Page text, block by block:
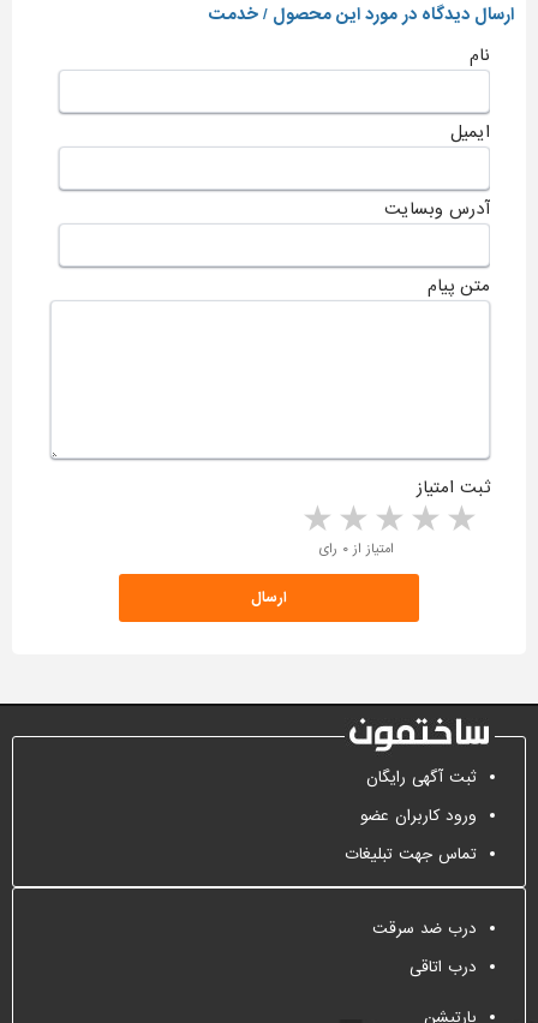
ارسال دیدگاه در مورد این محصول / خدمت
نام
ایمیل
آدرس وبسایت
متن پیام
ثبت امتیاز
4 stars 3 stars 2 stars 1 star امتیاز از ۰ رای
ثبت آگهی رایگان
ورود کاربران عضو
تماس جهت تبلیغات
درب ضد سرقت
درب اتاقی
پارتیشن